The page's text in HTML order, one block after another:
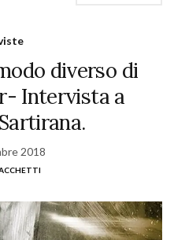
diverso di
Intervista a
2018